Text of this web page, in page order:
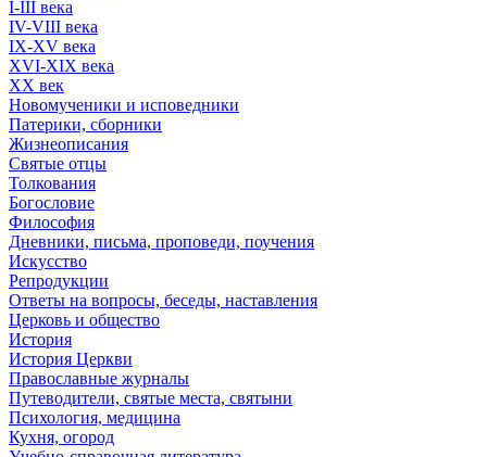
I-III века
IV-VIII века
IX-XV века
XVI-XIX века
XX век
Новомученики и исповедники
Патерики, сборники
Жизнеописания
Святые отцы
Толкования
Богословие
Философия
Дневники, письма, проповеди, поучения
Искусство
Репродукции
Ответы на вопросы, беседы, наставления
Церковь и общество
История
История Церкви
Православные журналы
Путеводители, святые места, святыни
Психология, медицина
Кухня, огород